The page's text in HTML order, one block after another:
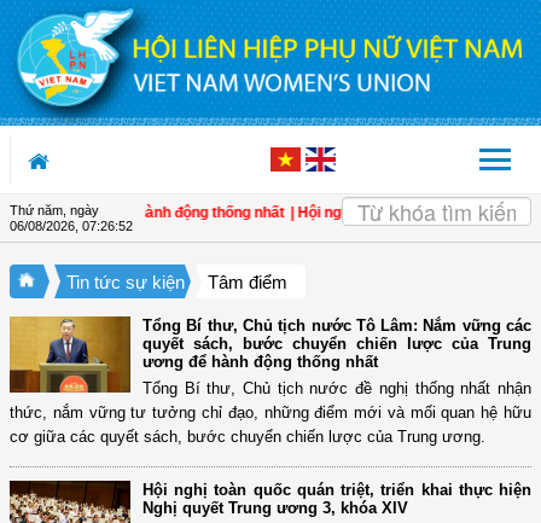
Truy cập nội dung luôn
Thứ năm, ngày
06/08/2026, 07:26:53
ương để hành động thống nhất | Hội nghị toàn quốc quán triệt, triển khai
Tin tức sự kiện Tâm điểm
Tổng Bí thư, Chủ tịch nước Tô Lâm: Nắm vững các
quyết sách, bước chuyển chiến lược của Trung
ương để hành động thống nhất
Tổng Bí thư, Chủ tịch nước đề nghị thống nhất nhận
thức, nắm vững tư tưởng chỉ đạo, những điểm mới và mối quan hệ hữu
cơ giữa các quyết sách, bước chuyển chiến lược của Trung ương.
Hội nghị toàn quốc quán triệt, triển khai thực hiện
Nghị quyết Trung ương 3, khóa XIV